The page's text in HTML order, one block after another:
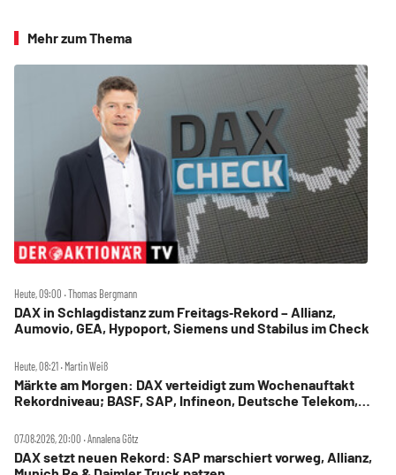
Mehr zum Thema
Heute, 09:00 ‧ Thomas Bergmann
DAX in Schlagdistanz zum Freitags‑Rekord – Allianz,
Aumovio, GEA, Hypoport, Siemens und Stabilus im Check
Heute, 08:21 ‧ Martin Weiß
Märkte am Morgen: DAX verteidigt zum Wochenauftakt
Rekordniveau; BASF, SAP, Infineon, Deutsche Telekom,
07.08.2026, 20:00 ‧ Annalena Götz
DAX setzt neuen Rekord: SAP marschiert vorweg, Allianz,